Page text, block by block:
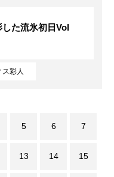
彩人
た流氷初日Vol
5 6 7
13 14 15